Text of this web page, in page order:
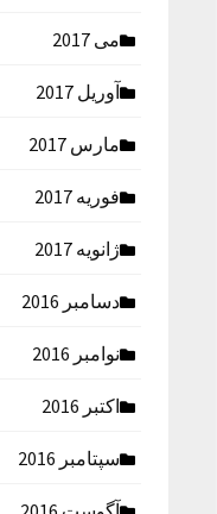
می 2017
آوریل 2017
مارس 2017
فوریه 2017
ژانویه 2017
دسامبر 2016
نوامبر 2016
اکتبر 2016
سپتامبر 2016